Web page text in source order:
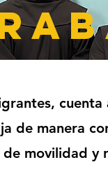
de manera
movilidad y